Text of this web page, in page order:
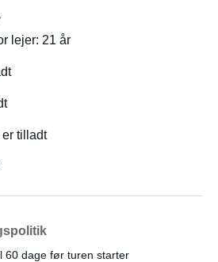
lejer: 21 år
tilladt
60 dage før turen starter